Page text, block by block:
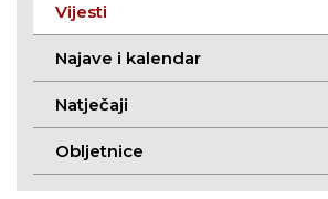
Vijesti
Najave i kalendar
Natječaji
Obljetnice